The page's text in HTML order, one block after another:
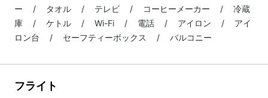
ー / タオル / テレビ / コーヒーメーカー / 冷蔵
庫 / ケトル / Wi-Fi / 電話 / アイロン / アイ
ロン台 / セーフティーボックス / バルコニー
フライト